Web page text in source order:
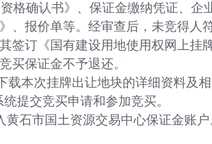
格确认书》、保证金缴纳凭证、企
、报价单等。经审查后，未竞得人
签订《国有建设用地使用权网上挂
买保证金不予退还。
载本次挂牌出让地块的详细资料及相
提交竞买申请和参加竞买。
石市国土资源交易中心保证金账